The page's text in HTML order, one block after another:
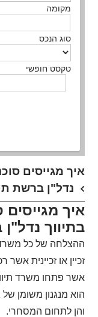
מקומה
סוג הנכס
טקסט חופשי
​איך מגייסים
נדל"ן ברשת
איך מגייסים
בתיווך
ההצלחה של כל משרד
זכיין או זכיינית אשר
אשר פתחו משרד
הוא מנגנון משומן של
והן לתחום המסחרי.